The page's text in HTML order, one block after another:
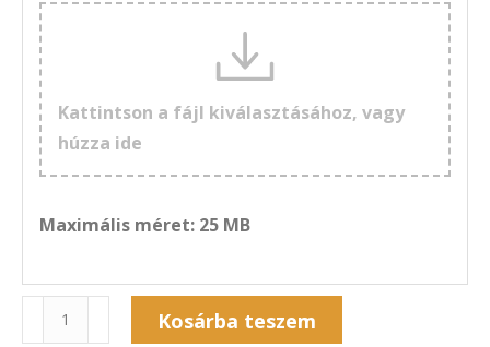
Kattintson a fájl kiválasztásához, vagy
húzza ide
Maximális méret: 25 MB
Naptár
12NF-
Kosárba teszem